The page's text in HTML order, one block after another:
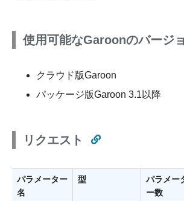
使用可能なGaroonのバージ
クラウド版Garoon
パッケージ版Garoon 3.1以降
リクエスト
パラメーター
名
型
パラメー
ー数